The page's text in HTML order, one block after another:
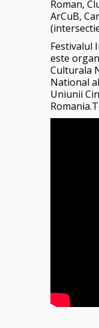
Roman,
ArCuB,
Festivalul
este
Culturala
National
Uniunii